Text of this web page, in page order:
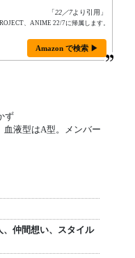
「22／7より引用」
、ANIME 22/7に帰属します。
Amazon で検索 ▶
ず
血液型はA型。メンバー
、仲間想い、スタイル